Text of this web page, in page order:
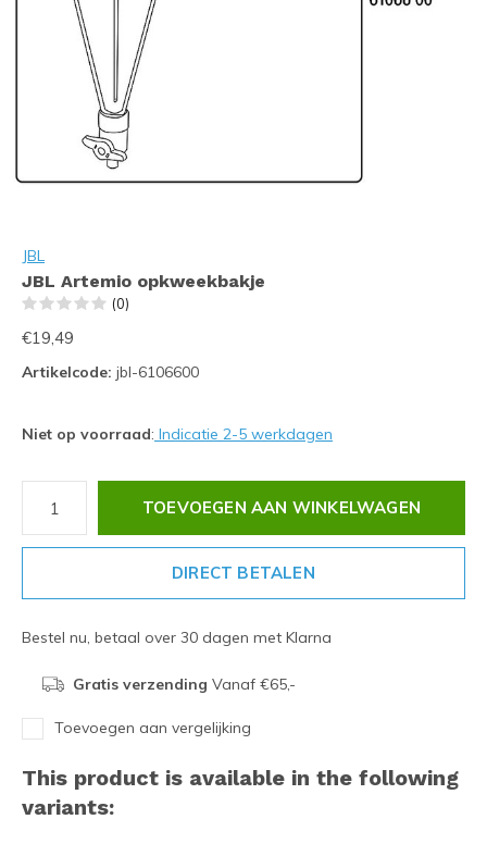
JBL
JBL Artemio opkweekbakje
(0)
€19,49
Artikelcode: jbl-6106600
Niet op voorraad: Indicatie 2-5 werkdagen
TOEVOEGEN AAN WINKELWAGEN
DIRECT BETALEN
Bestel nu, betaal over 30 dagen met Klarna
Gratis verzending Vanaf €65,-
Toevoegen aan vergelijking
This product is available in the following
variants: